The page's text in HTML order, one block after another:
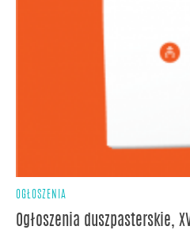
OGŁOSZENIA
Ogłoszenia duszpasterskie,